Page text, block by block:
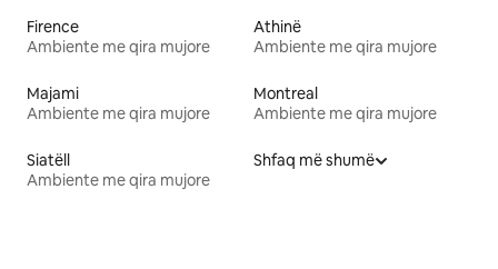
Firence
Ambiente me qira mujore
Athinë
Ambiente me qira mujore
Majami
Ambiente me qira mujore
Montreal
Ambiente me qira mujore
Siatëll
Ambiente me qira mujore
Shfaq më shumë